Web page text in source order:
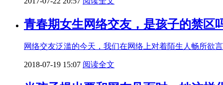
青春期女生网络交友，是孩子的禁区
网络交友泛滥的今天，我们在网络上对着陌生人畅所欲
2018-07-19 15:07 阅读全文